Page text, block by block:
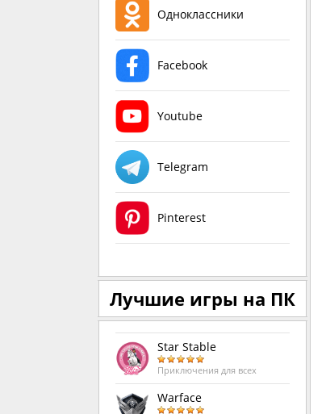
Одноклассники
Facebook
Youtube
Telegram
Pinterest
Лучшие игры на ПК
Star Stable
Приключения для всех
Warface